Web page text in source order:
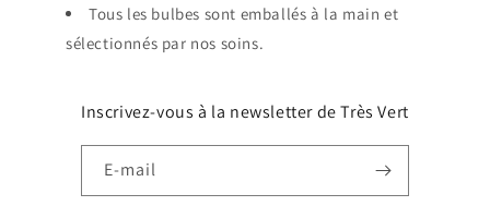
Tous les bulbes sont emballés à la main et
sélectionnés par nos soins.
Inscrivez-vous à la newsletter de Très Vert
E-mail